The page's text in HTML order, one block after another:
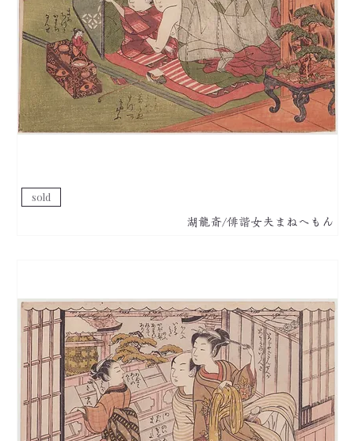
sold
湖龍斎/俳諧女夫まねへもん